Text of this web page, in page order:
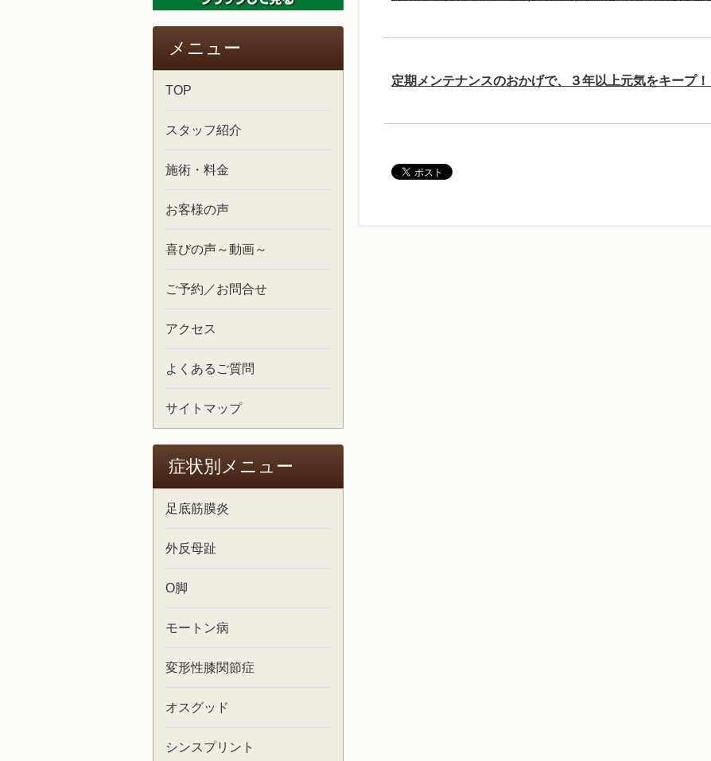
定期メンテナンスのおかげで、３年以上元気をキープ！
メニュー
TOP
スタッフ紹介
施術・料金
お客様の声
喜びの声～動画～
ご予約／お問合せ
アクセス
よくあるご質問
サイトマップ
症状別メニュー
足底筋膜炎
外反母趾
O脚
モートン病
変形性膝関節症
オスグッド
シンスプリント